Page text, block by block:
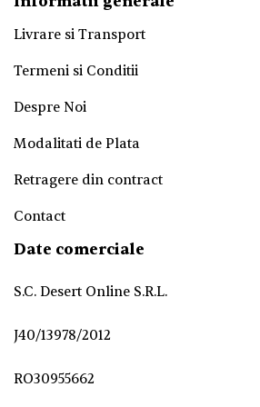
Livrare si Transport
Termeni si Conditii
Despre Noi
Modalitati de Plata
Retragere din contract
Contact
Date comerciale
S.C. Desert Online S.R.L.
J40/13978/2012
RO30955662